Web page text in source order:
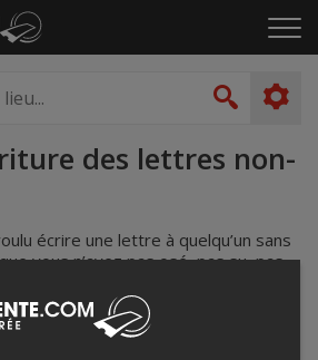
le
des lettres non-
écrire une lettre à quelqu’un sans
vous n’avez pas osé, pas su, pas
Foucher, et elles l’écriront